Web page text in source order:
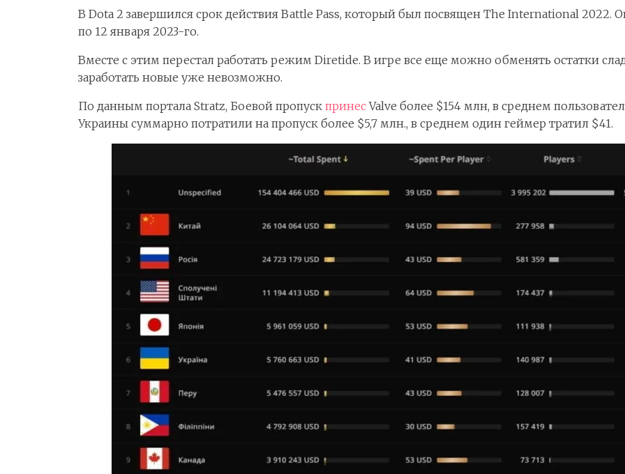
В Dota 2 завершился срок действия Battle Pass, который был посвящен The International 2022.
по 12 января 2023-го.
Вместе с этим перестал работать режим Diretide. В игре все еще можно обменять остатки
заработать новые уже невозможно.
По данным портала Stratz, Боевой пропуск принесValve более $154 млн, в среднем
Украины суммарно потратили на пропуск более $5,7 млн., в среднем один геймер тратил $41.